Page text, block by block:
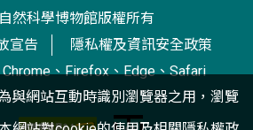
然科學博物館版權所有
宣告
隱私權及資訊安全政策
、Firefox、Edge、Safari
與網站互動時識別瀏覽器之用，瀏覽